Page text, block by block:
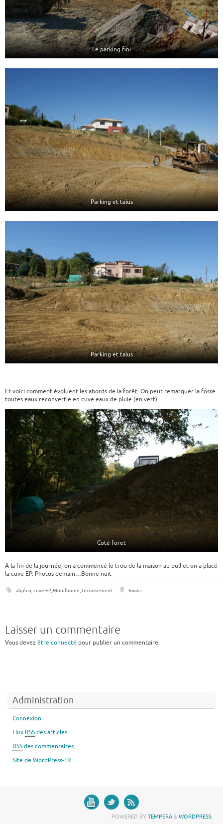
Le parking fini
Parking et talus
Parking et talus
Et voici comment évoluent les abords de la forêt. On peut remarquer la fosse
toutes eaux reconvertie en cuve eaux de pluie (en vert).
Coté foret
A la fin de la journée, on a commencé le trou de la maison au bull et on a placé
la cuve EP. Photos demain…Bonne nuit
algéco,cuve EP,Mobilhome,terrassement. Favori.
Laisser un commentaire
Vous devezêtre connecté pour publier un commentaire.
Administration
Connexion
Flux RSSdes articles
RSSdes commentaires
Site de WordPress-FR
POWERED BY TEMPERA & WORDPRESS.